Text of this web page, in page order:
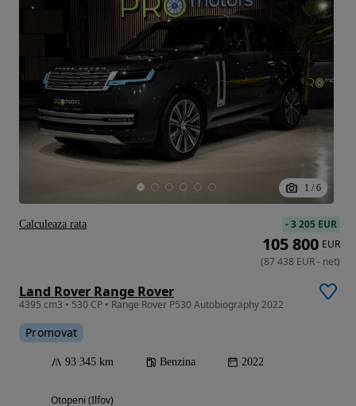
1 / 6
Land Rover Range Rover
4395 cm3 • 530 CP • Range Rover P530 Autobiography 2022
Promovat
93 345 km Benzina 2022
Otopeni (Ilfov)
-3 205 EUR
105 800 EUR
(87 438 EUR- net)
Calculeaza rata